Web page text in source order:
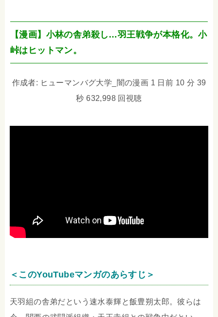
【漫画】小林の舎弟殺し…羽王戦争が本格化。小
峠はヒットマン。
作成者: ヒューマンバグ大学_闇の漫画 1 日前 10 分 39
秒 632,998 回視聴
＜このYouTubeマンガのあらすじ＞
天羽組の舎弟だという速水泰輝と飯豊朔太郎。彼らは